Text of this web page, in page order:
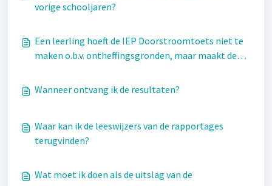
vorige schooljaren?
Een leerling hoeft de IEP Doorstroomtoets niet te
maken o.b.v. ontheffingsgronden, maar maakt de
gemiddelde?
Wanneer ontvang ik de resultaten?
Waar kan ik de leeswijzers van de rapportages
terugvinden?
Wat moet ik doen als de uitslag van de